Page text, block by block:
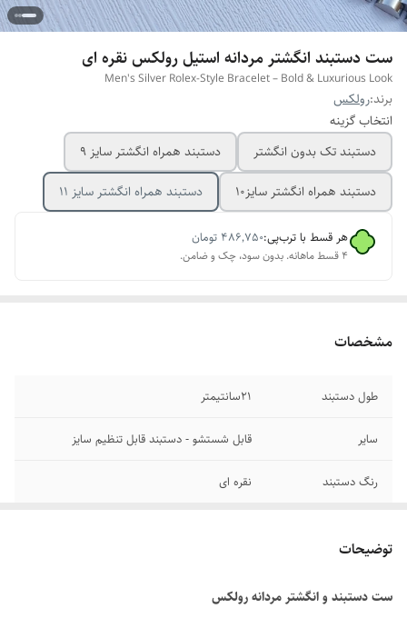
ست دستبند انگشتر مردانه استیل رولکس نقره ای
Men's Silver Rolex-Style Bracelet – Bold & Luxurious Look
برند:رولکس
انتخاب گزینه
دستبند تک بدون انگشتر
دستبند همراه انگشتر سایز ۹
دستبند همراه انگشتر سایز10
دستبند همراه انگشتر سایز ۱۱
هر قسط با ترب‌پی:۴۸۶٬۷۵۰ تومان
۴ قسط ماهانه. بدون سود، چک و ضامن.
مشخصات
طول دستبند ۲1سانتیمتر
سایر قابل شستشو - دستبند قابل تنظیم سایز
رنگ دستبند نقره ای
رولکس
توضیحات
ست دستبند و انگشتر مردانه رولکس